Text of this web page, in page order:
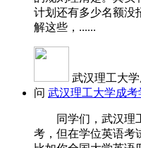
计划还有多少名额没
解这些，......
武汉理工大
问 武汉理工大学成
同学们，武汉理工
考，但在学位英语考